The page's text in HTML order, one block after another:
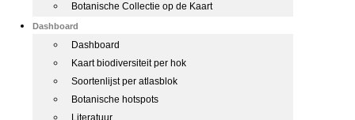
Botanische Collectie op de Kaart
Dashboard
Dashboard
Kaart biodiversiteit per hok
Soortenlijst per atlasblok
Botanische hotspots
Literatuur